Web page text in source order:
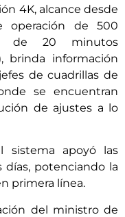
4K, alcance desde
operación de 500
de 20 minutos
brinda información
de cuadrillas de
se encuentran
de ajustes a lo
sistema apoyó las
días, potenciando la
primera línea.
del ministro de